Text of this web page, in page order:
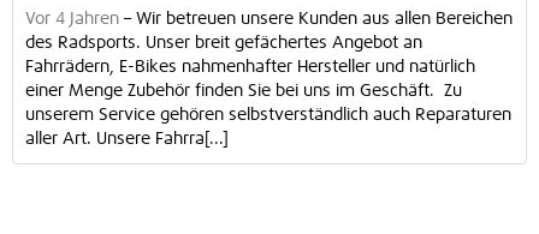
Vor 4 Jahren – Wir betreuen unsere Kunden aus allen Bereichen
des Radsports. Unser breit gefächertes Angebot an
Fahrrädern, E-Bikes nahmenhafter Hersteller und natürlich
einer Menge Zubehör finden Sie bei uns im Geschäft. Zu
unserem Service gehören selbstverständlich auch Reparaturen
aller Art. Unsere Fahrra[...]